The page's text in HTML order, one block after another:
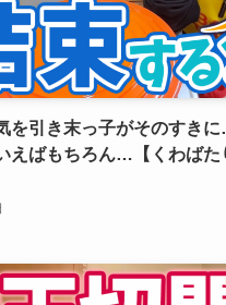
を引き末っ子がそのすき
えばもちろん…【くわばた